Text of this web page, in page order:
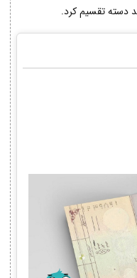
دسته تقسیم کرد.